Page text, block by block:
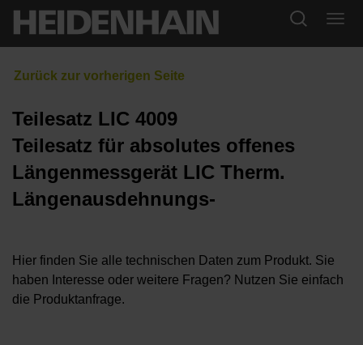
Teilesatz LIC 4009
Teilesatz für absolutes offenes
Längenmessgerät LIC Therm.
Längenausdehnungs-
Hier finden Sie alle technischen Daten zum Produkt. Sie
haben Interesse oder weitere Fragen? Nutzen Sie einfach
die Produktanfrage.